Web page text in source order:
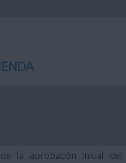
la aprobación inicial